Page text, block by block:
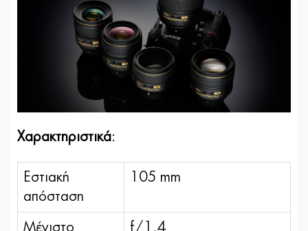
Χαρακτηριστικά:
Εστιακή
απόσταση
105 mm
Μέγιστο
f/1,4